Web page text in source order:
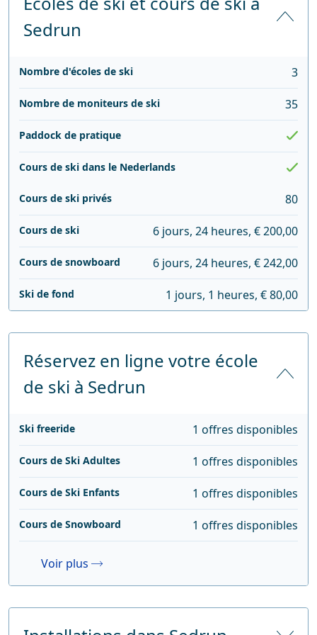
Sedrun
Nombre d'écoles de ski 3
Nombre de moniteurs de ski 35
Paddock de pratique
Cours de ski dans le Nederlands
Cours de ski privés 80
Cours de ski 6 jours, 24 heures, € 200,00
Cours de snowboard 6 jours, 24 heures, € 242,00
Ski de fond 1 jours, 1 heures, € 80,00
Réservez en ligne votre école
de ski à Sedrun
Ski freeride 1 offres disponibles
Cours de Ski Adultes 1 offres disponibles
Cours de Ski Enfants 1 offres disponibles
Cours de Snowboard 1 offres disponibles
Voir plus